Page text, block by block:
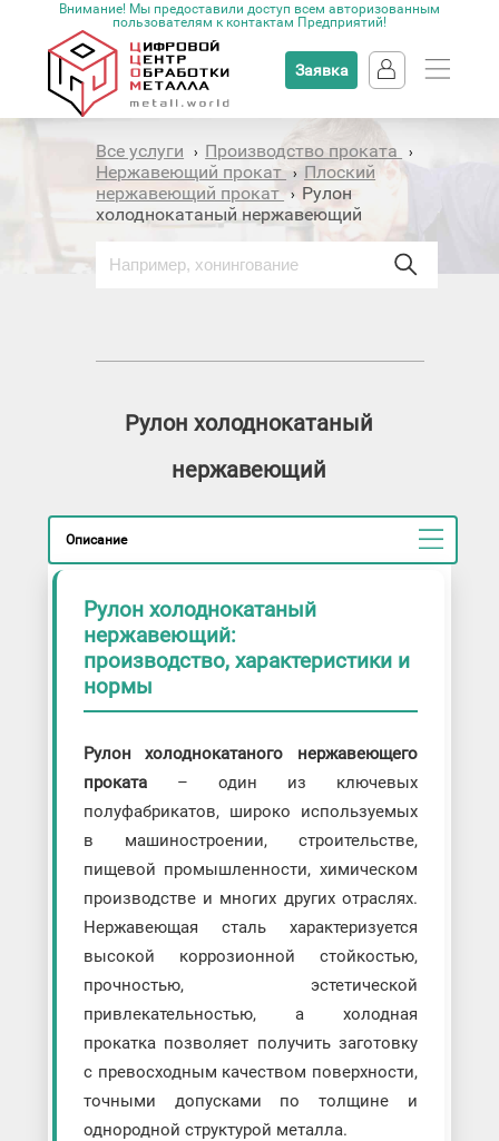
Внимание! Мы предоставили доступ всем авторизованным
пользователям к контактам Предприятий!
Заявка
Все услуги › Производство проката ›
Нержавеющий прокат › Плоский
нержавеющий прокат› Рулон
холоднокатаный нержавеющий
Рулон холоднокатаный
нержавеющий
Описание
Рулон холоднокатаный
нержавеющий:
производство, характеристики и
нормы
Рулон холоднокатаного нержавеющего
проката– один из ключевых
полуфабрикатов, широко используемых
в машиностроении, строительстве,
пищевой промышленности, химическом
производстве и многих других отраслях.
Нержавеющая сталь характеризуется
высокой коррозионной стойкостью,
прочностью, эстетической
привлекательностью, а холодная
прокатка позволяет получить заготовку
с превосходным качеством поверхности,
точными допусками по толщине и
однородной структурой металла.